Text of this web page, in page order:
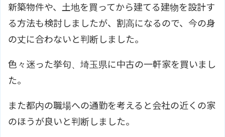
新築物件や、土地を買ってから建てる建物を設計す
る方法も検討しましたが、割高になるので、今の身
の丈に合わないと判断しました。
色々迷った挙句、埼玉県に中古の一軒家を買いまし
た。
また都内の職場への通勤を考えると会社の近くの家
のほうが良いと判断しました。